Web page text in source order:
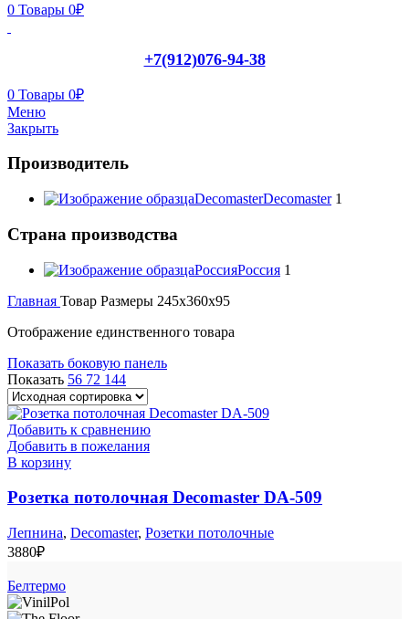
0 Товары 0₽
+7(912)076-94-38
0 Товары 0₽
Меню
Закрыть
Производитель
DecomasterDecomaster 1
Страна производства
РоссияРоссия 1
Главная Товар Размеры 245x360x95
Отображение единственного товара
Показать боковую панель
Показать 56 72 144
Добавить к сравнению
Добавить в пожелания
В корзину
Розетка потолочная Decomaster DA-509
Лепнина, Decomaster, Розетки потолочные
3880₽
Белтермо